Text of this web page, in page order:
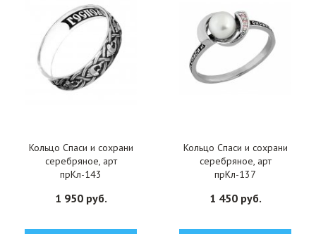
Кольцо Спаси и сохрани
серебряное, арт
прКл-143
1 950 руб.
Кольцо Спаси и сохрани
серебряное, арт
прКл-137
1 450 руб.